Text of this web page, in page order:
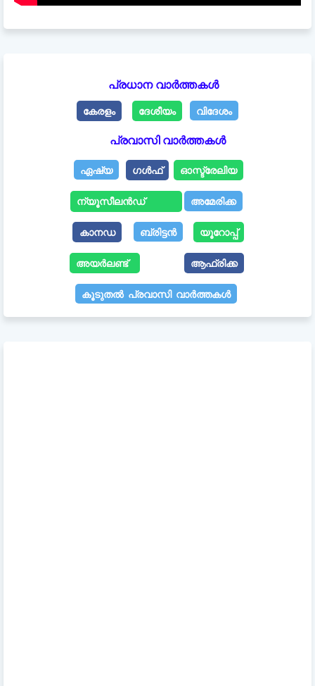
പ്രധാന വാർത്തകൾ
കേരളം ദേശീയം വിദേശം
പ്രവാസി വാർത്തകൾ
ഏഷ്യ ഗൾഫ് ഓസ്ട്രേലിയ
ന്യൂസീലൻഡ് അമേരിക്ക
കാനഡ ബ്രിട്ടൻ യൂറോപ്പ്
അയർലണ്ട് ആഫ്രിക്ക
കൂടുതൽ പ്രവാസി വാർത്തകൾ